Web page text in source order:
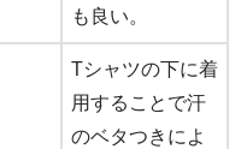
も良い。
Tシャツの下に着
用することで汗
のベタつきによ